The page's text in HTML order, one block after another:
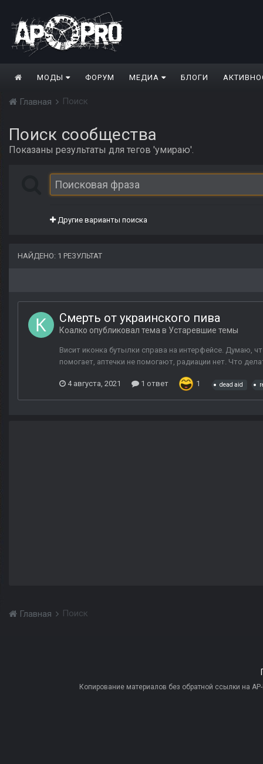
МОДЫ ФОРУМ МЕДИА БЛОГИ
Главная Поиск
Поиск сообщества
Показаны результаты для тегов 'умираю'.
Другие варианты поиска
НАЙДЕНО: 1 РЕЗУЛЬТАТ
Смерть от украинского пива
Коалко опубликовал тема в Устаревшие темы
Висит иконка бутылки справа на интерфейсе. Думаю,
помогает, аптечки не помогают, радиации нет. Что
4 августа, 2021 1 ответ 1 dead aid
Главная Поиск
Копирование материалов без обратной ссылки на